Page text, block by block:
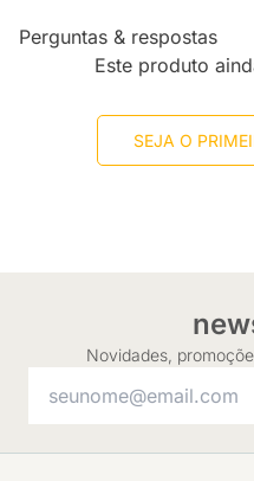
Perguntas & respostas
Este produto
SEJA O
Novidades,